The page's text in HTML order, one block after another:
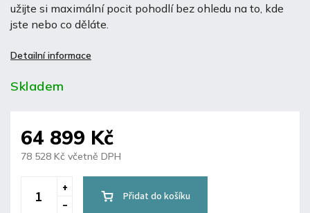
užijte si maximální pocit pohodlí bez ohledu na to, kde
jste nebo co děláte.
Detailní informace
Skladem
64 899 Kč
78 528 Kč včetně DPH
Přidat do košíku